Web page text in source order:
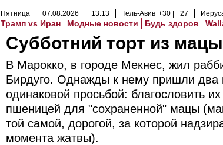
Пятница 07.08.2026 13:13 Тель-Авив +30 +27
Трамп vs Иран Модные новости Будь здоров
Субботний торт из мацы
В Марокко, в городе Мекнес, жил
Бирдуго. Однажды к нему пришли два
одинаковой просьбой: благословить
пшеницей для "сохраненной" мацы
той самой, дорогой, за которой
момента жатвы).